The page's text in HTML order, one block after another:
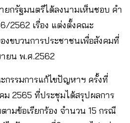
กรัฐมนตรีได้ลงนามเห็นชอบ คำ
2562 เรื่อง แต่งตั้งคณะ
งขบวนการประชาชนเพื่อสังคมที่
ยน พ.ศ.2562
กรรมการแก้ไขปัญหาฯ ครั้งที่
ม 2565 ที่ประชุมได้สรุปผลการ
ามข้อเรียกร้อง จำนวน 15 กรณี